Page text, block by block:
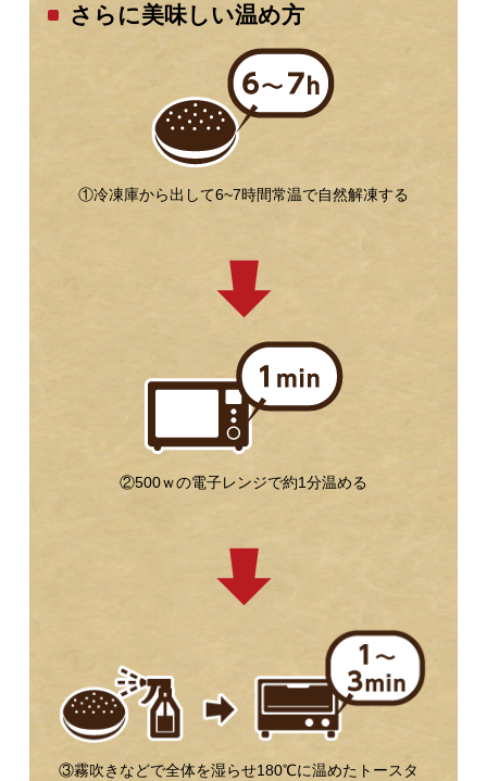
さらに美味しい温め方
①冷凍庫から出して6~7時間常温で自然解凍する
②500ｗの電子レンジで約1分温める
③霧吹きなどで全体を湿らせ180℃に温めたトースタ